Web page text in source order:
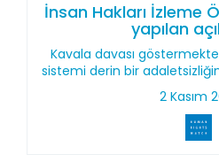
İnsan Hakları İzleme
yapılan
Kavala davası
sistemi derin bir
2 Kasım